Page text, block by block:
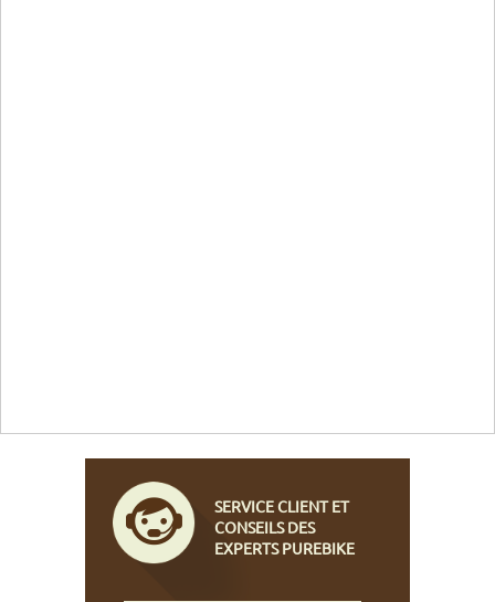
SERVICE CLIENT ET
CONSEILS DES
EXPERTS PUREBIKE